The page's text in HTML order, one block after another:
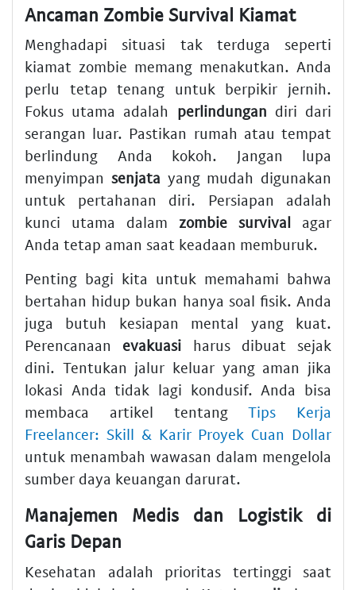
Ancaman Zombie Survival Kiamat
Menghadapi situasi tak terduga seperti
kiamat zombie memang menakutkan. Anda
perlu tetap tenang untuk berpikir jernih.
Fokus utama adalah perlindungan diri dari
serangan luar. Pastikan rumah atau tempat
berlindung Anda kokoh. Jangan lupa
menyimpan senjata yang mudah digunakan
untuk pertahanan diri. Persiapan adalah
kunci utama dalam zombie survival agar
Anda tetap aman saat keadaan memburuk.
Penting bagi kita untuk memahami bahwa
bertahan hidup bukan hanya soal fisik. Anda
juga butuh kesiapan mental yang kuat.
Perencanaan evakuasi harus dibuat sejak
dini. Tentukan jalur keluar yang aman jika
lokasi Anda tidak lagi kondusif. Anda bisa
membaca artikel tentangTips Kerja
Freelancer: Skill & Karir Proyek Cuan Dollar
untuk menambah wawasan dalam mengelola
sumber daya keuangan darurat.
Manajemen Medis dan Logistik di
Garis Depan
Kesehatan adalah prioritas tertinggi saat